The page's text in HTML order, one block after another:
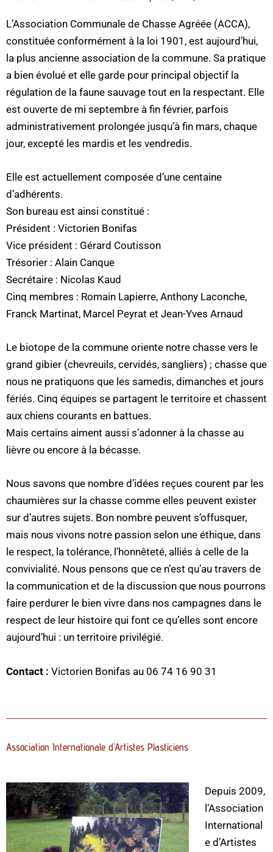
L’Association Communale de Chasse Agréée (ACCA),
constituée conformément à la loi 1901, est aujourd’hui,
la plus ancienne association de la commune. Sa pratique
a bien évolué et elle garde pour principal objectif la
régulation de la faune sauvage tout en la respectant. Elle
est ouverte de mi septembre à fin février, parfois
administrativement prolongée jusqu’à fin mars, chaque
jour, excepté les mardis et les vendredis.
Elle est actuellement composée d’une centaine
d’adhérents.
Son bureau est ainsi constitué :
Président : Victorien Bonifas
Vice président : Gérard Coutisson
Trésorier : Alain Canque
Secrétaire : Nicolas Kaud
Cinq membres : Romain Lapierre, Anthony Laconche,
Franck Martinat, Marcel Peyrat et Jean-Yves Arnaud
Le biotope de la commune oriente notre chasse vers le
grand gibier (chevreuils, cervidés, sangliers) ; chasse que
nous ne pratiquons que les samedis, dimanches et jours
fériés. Cinq équipes se partagent le territoire et chassent
aux chiens courants en battues.
Mais certains aiment aussi s’adonner à la chasse au
lièvre ou encore à la bécasse.
Nous savons que nombre d’idées reçues courent par les
chaumières sur la chasse comme elles peuvent exister
sur d’autres sujets. Bon nombre peuvent s’offusquer,
mais nous vivons notre passion selon une éthique, dans
le respect, la tolérance, l’honnêteté, alliés à celle de la
convivialité. Nous pensons que ce n’est qu’au travers de
la communication et de la discussion que nous pourrons
faire perdurer le bien vivre dans nos campagnes dans le
respect de leur histoire qui font ce qu’elles sont encore
aujourd’hui : un territoire privilégié.
Contact : Victorien Bonifas au 06 74 16 90 31
Association Internationale d'Artistes Plasticiens
Depuis 2009,
l’Association
International
e d’Artistes